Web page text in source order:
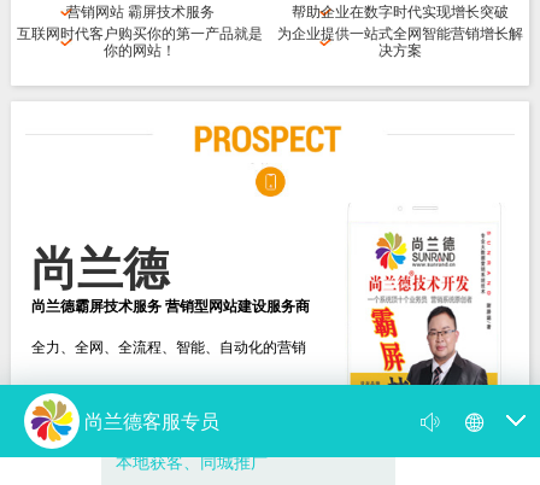
营销网站 霸屏技术服务
互联网时代客户购买你的第一产品就是
你的网站！
帮助企业在数字时代实现增长突破
为企业提供一站式全网智能营销增长解
决方案
尚兰德
尚兰德霸屏技术服务 营销型网站建设服务商
全力、全网、全流程、智能、自动化的营销
选择尚兰德
打造营销型网站建设服务商